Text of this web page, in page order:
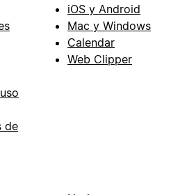
de
iOS y Android
Mac y Windows
Calendar
Web Clipper